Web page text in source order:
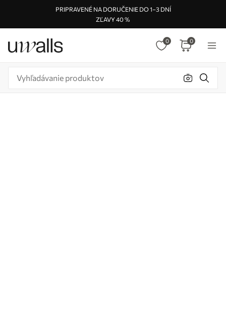
PRIPRAVENÉ NA DORUČENIE DO 1–3 DNÍ
ZĽAVY 40 %
0 0